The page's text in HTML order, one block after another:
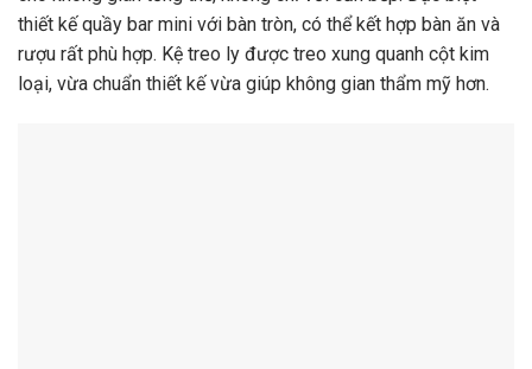
thiết kế quầy bar mini với bàn tròn, có thể kết hợp bàn ăn và
rượu rất phù hợp. Kệ treo ly được treo xung quanh cột kim
loại, vừa chuẩn thiết kế vừa giúp không gian thẩm mỹ hơn.